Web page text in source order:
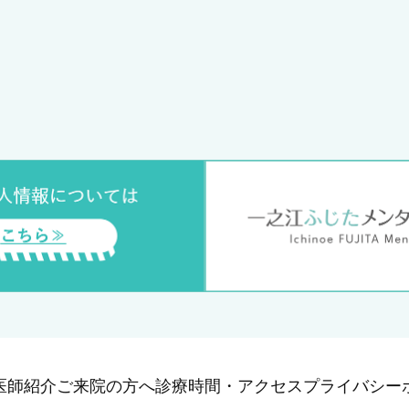
師紹介ご来院の方へ診療時間・アクセス プライバシー